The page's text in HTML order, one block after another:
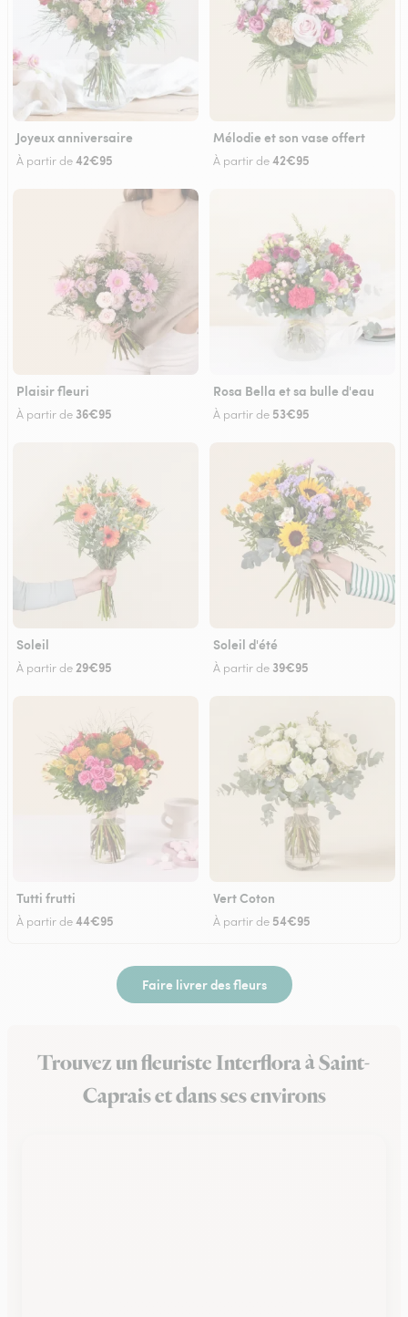
Joyeux anniversaire
À partir de42€95
Mélodie et son vase offert
À partir de42€95
Plaisir fleuri
À partir de 36€95
Rosa Bella et sa bulle d'eau
À partir de 53€95
Soleil
À partir de29€95
Soleil d'été
À partir de 39€95
Tutti frutti
À partir de44€95
Vert Coton
À partir de 54€95
Faire livrer des fleurs
Trouvez un fleuriste Interflora à Saint-
Caprais et dans ses environs